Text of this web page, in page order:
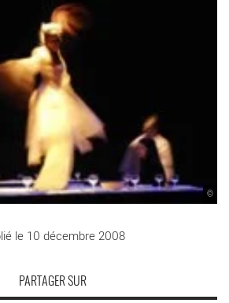
©
le 10 décembre 2008
PARTAGER SUR